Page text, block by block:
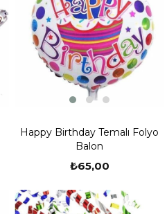
Happy Birthday Temalı Folyo
Balon
₺65,00